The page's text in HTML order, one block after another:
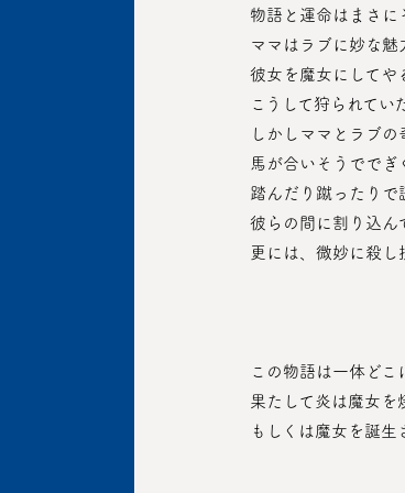
物語と運命はまさに
ママはラブに妙な魅
彼女を魔女にしてや
こうして狩られてい
しかしママとラブの
馬が合いそうででぎ
踏んだり蹴ったりで
彼らの間に割り込ん
更には、微妙に殺し
この物語は一体どこ
果たして炎は魔女を
もしくは魔女を誕生